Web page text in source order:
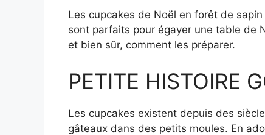
Les cupcakes de Noël en forêt de
sont parfaits pour égayer une table de
et bien sûr, comment les préparer.
PETITE HISTOIRE
Les cupcakes existent depuis des
gâteaux dans des petits moules. En